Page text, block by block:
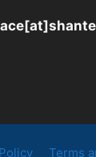
Terms